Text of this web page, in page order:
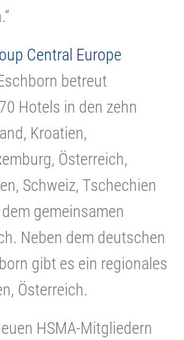
Central Europe
betreut
Hotels in den zehn
Kroatien,
Österreich,
Schweiz, Tschechien
gemeinsamen
Neben dem deutschen
gibt es ein regionales
Österreich.
HSMA-Mitgliedern